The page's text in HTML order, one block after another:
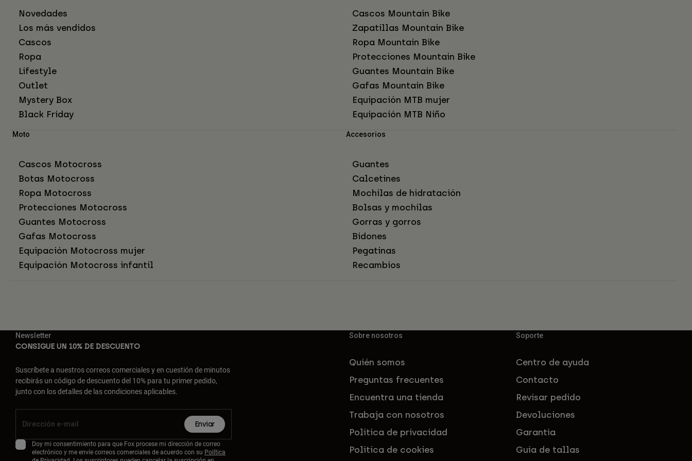
Novedades
Los más vendidos
Cascos
Ropa
Lifestyle
Outlet
Mystery Box
Black Friday
Cascos Mountain Bike
Zapatillas Mountain Bike
Ropa Mountain Bike
Protecciones Mountain Bike
Guantes Mountain Bike
Gafas Mountain Bike
Equipación MTB mujer
Equipación MTB Niño
Moto
Cascos Motocross
Botas Motocross
Ropa Motocross
Protecciones Motocross
Guantes Motocross
Gafas Motocross
Equipación Motocross mujer
Equipación Motocross infantil
Accesorios
Guantes
Calcetines
Mochilas de hidratación
Bolsas y mochilas
Gorras y gorros
Bidones
Pegatinas
Recambios
Newsletter
CONSIGUE UN 10% DE DESCUENTO
Suscríbete a nuestros correos comerciales y en cuestión de minutos
recibirás un código de descuento del 10% para tu primer pedido,
junto con los detalles de las condiciones aplicables.
Enviar
Doy mi consentimiento para que Fox procese mi dirección de correo
electrónico y me envíe correos comerciales de acuerdo con su Política
Sobre nosotros
Quién somos
Preguntas frecuentes
Encuentra una tienda
Trabaja con nosotros
Política de privacidad
Política de cookies
Soporte
Centro de ayuda
Contacto
Revisar pedido
Devoluciones
Garantía
Guía de tallas